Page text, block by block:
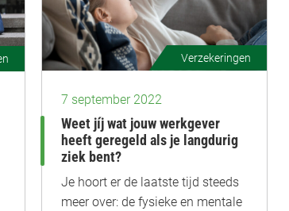
Verzekeringen
7 september 2022
Weet jíj wat jouw werkgever
heeft geregeld als je langdurig
ziek bent?
Je hoort er de laatste tijd steeds
meer over: de fysieke en mentale